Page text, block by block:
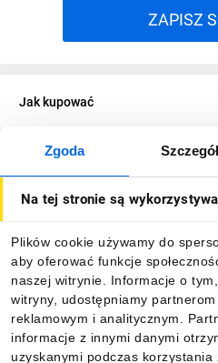
Zgoda
Na tej stronie są
Plików cookie używamy do
aby oferować funkcje
naszej witrynie. Informacje o
witryny, udostępniamy partnerom
reklamowym i analitycznym.
informacje z innymi danymi
uzyskanymi podczas korzystania
ZAPISZ
Jak kupować
O firmie
Informacje
Pobierz naszą